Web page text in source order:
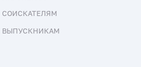
СОИСКАТЕЛЯМ
ВЫПУСКНИКАМ